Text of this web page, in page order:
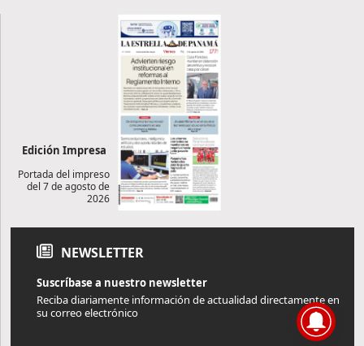
Edición Impresa
Portada del impreso
del 7 de agosto de
2026
NEWSLETTER
Suscríbase a nuestro newsletter
Reciba diariamente información de actualidad directamente en
su correo electrónico